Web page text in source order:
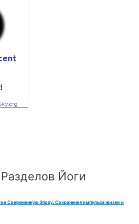
Йоги
в Современную Эпоху. Сохранения импульса жизни и